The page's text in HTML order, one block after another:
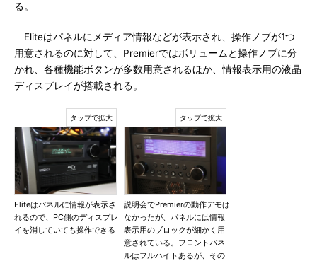
る。
Eliteはパネルにメディア情報などが表示され、操作ノブが1つ
用意されるのに対して、Premierではボリュームと操作ノブに分
かれ、各種機能ボタンが多数用意されるほか、情報表示用の液晶
ディスプレイが搭載される。
Eliteはパネルに情報が表示さ
れるので、PC側のディスプレ
イを消していても操作できる
説明会でPremierの動作デモは
なかったが、パネルには情報
表示用のブロックが細かく用
意されている。フロントパネ
ルはフルハイトあるが、その